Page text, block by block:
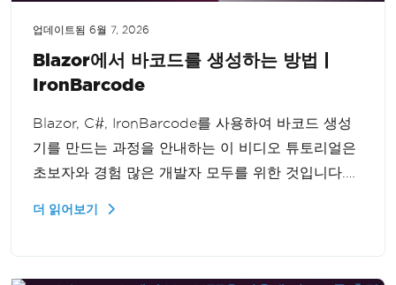
업데이트됨 6월 7, 2026
Blazor에서 바코드를 생성하는 방법 |
IronBarcode
Blazor, C#, IronBarcode를 사용하여 바코드 생성
기를 만드는 과정을 안내하는 이 비디오 튜토리얼은
초보자와 경험 많은 개발자 모두를 위한 것입니다.
더 읽어보기